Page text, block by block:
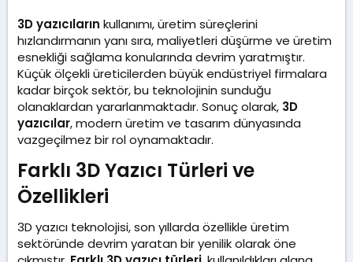
3D yazıcıların kullanımı, üretim süreçlerini
hızlandırmanın yanı sıra, maliyetleri düşürme ve üretim
esnekliği sağlama konularında devrim yaratmıştır.
Küçük ölçekli üreticilerden büyük endüstriyel firmalara
kadar birçok sektör, bu teknolojinin sunduğu
olanaklardan yararlanmaktadır. Sonuç olarak, 3D
yazıcılar, modern üretim ve tasarım dünyasında
vazgeçilmez bir rol oynamaktadır.
Farklı 3D Yazıcı Türleri ve
Özellikleri​
3D yazıcı teknolojisi, son yıllarda özellikle üretim
sektöründe devrim yaratan bir yenilik olarak öne